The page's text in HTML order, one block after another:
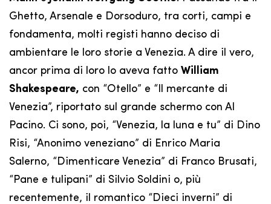
Ghetto, Arsenale e Dorsoduro, tra corti, campi e
fondamenta, molti registi hanno deciso di
ambientare le loro storie a Venezia. A dire il vero,
ancor prima di loro lo aveva fatto William
Shakespeare, con “Otello” e “Il mercante di
Venezia”, riportato sul grande schermo con Al
Pacino. Ci sono, poi, “Venezia, la luna e tu” di Dino
Risi, “Anonimo veneziano” di Enrico Maria
Salerno, “Dimenticare Venezia” di Franco Brusati,
“Pane e tulipani” di Silvio Soldini o, più
recentemente, il romantico “Dieci inverni” di